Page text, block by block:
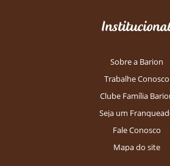
Sobre a Barion
Trabalhe Conosco
Clube Família
Seja um
Fale Conosco
Mapa do site